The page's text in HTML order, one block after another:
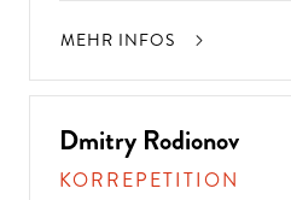
MEHR INFOS
Dmitry Rodionov
KORREPETITION